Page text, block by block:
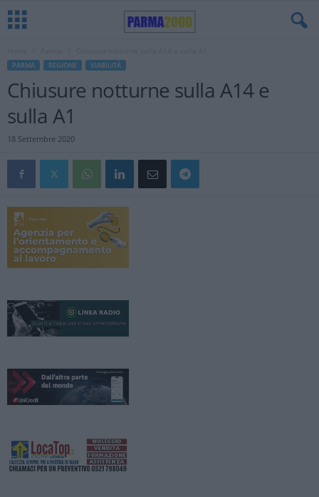
PARMA REGIONE VIABILITÀ
Chiusure notturne sulla A14 e
sulla A1
18 Settembre 2020